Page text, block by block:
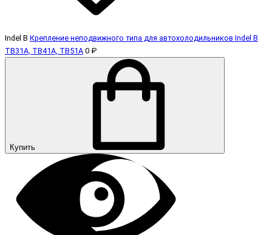
Indel B Крепление неподвижного типа для автохолодильников Indel B
TB31А, TB41А, TB51А 0 ₽
Купить